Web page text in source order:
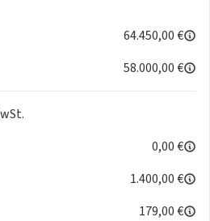
Licht- und Regensensor
Touchscreen und GPS,
Bezug aus schwarzem
320-mm-Bremsscheiben
64.450,00 €
58.000,00 €
0,00 €
1.400,00 €
179,00 €